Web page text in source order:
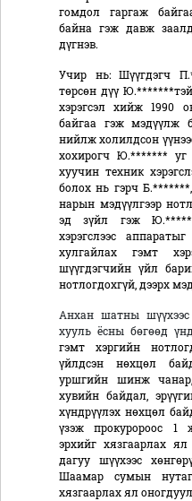
гомдол гаргаж
байна гэж давж
дүгнэв.
Учир нь: Шүүгдэгч
төрсөн дүү
хэрэгсэл хийж 1990
байгаа гэж мэдүүлж
нийлж холилдсон
хохирогч Ю.******* уг
хуучин техник
болох нь гэрч
нарын мэдүүлгээр
эд зүйл гэж
хэрэгслээс
хулгайлах гэмт
шүүгдэгчийн үйл
нотлогдохгүй, дээрх
Анхан шатны
хууль ёсны бөгөөд
гэмт хэргийн
үйлдсэн нөхцөл
уршгийн шинж
хувийн байдал,
хүндрүүлэх нөхцөл
үзэж прокуророос 1
эрхийг хязгаарлах
дагуу шүүхээс
Шаамар сумын нутаг
хязгаарлах ял